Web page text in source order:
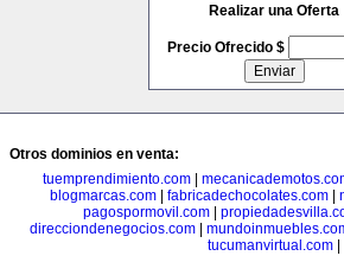
Realizar una Oferta
Precio Ofrecido $
Otros dominios en venta:
tuemprendimiento.com
blogmarcas.com
fabricadechocolates.com
pagospormovil.com
direcciondenegocios.com
tucumanvirtual.com